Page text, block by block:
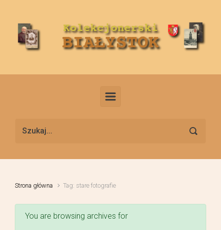
Strona główna Tag: stare fotografie
You are browsing archives for